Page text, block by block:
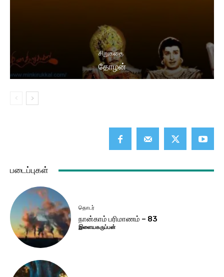
சிறுகதை
தோழன்
படைப்புகள்
தொடர்
நான்காம் பரிமாணம் – 83
இளையகருப்பன்